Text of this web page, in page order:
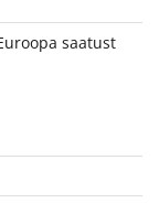
saatust